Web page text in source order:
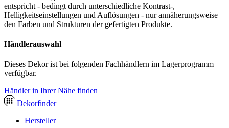
entspricht - bedingt durch unterschiedliche Kontrast-,
Helligkeitseinstellungen und Auflösungen - nur annäherungsweise
den Farben und Strukturen der gefertigten Produkte.
Händlerauswahl
Dieses Dekor ist bei folgenden Fachhändlern im Lagerprogramm
verfügbar.
Händler in Ihrer Nähe finden
Dekorfinder
Hersteller